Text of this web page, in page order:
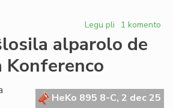
Legu pli pri
indas
domon
de
1 komento
alparolo de
Konferenco
HeKo 895 8-C, 2 dec 25